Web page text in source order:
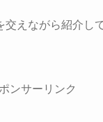
えながら紹介し
ンサーリンク